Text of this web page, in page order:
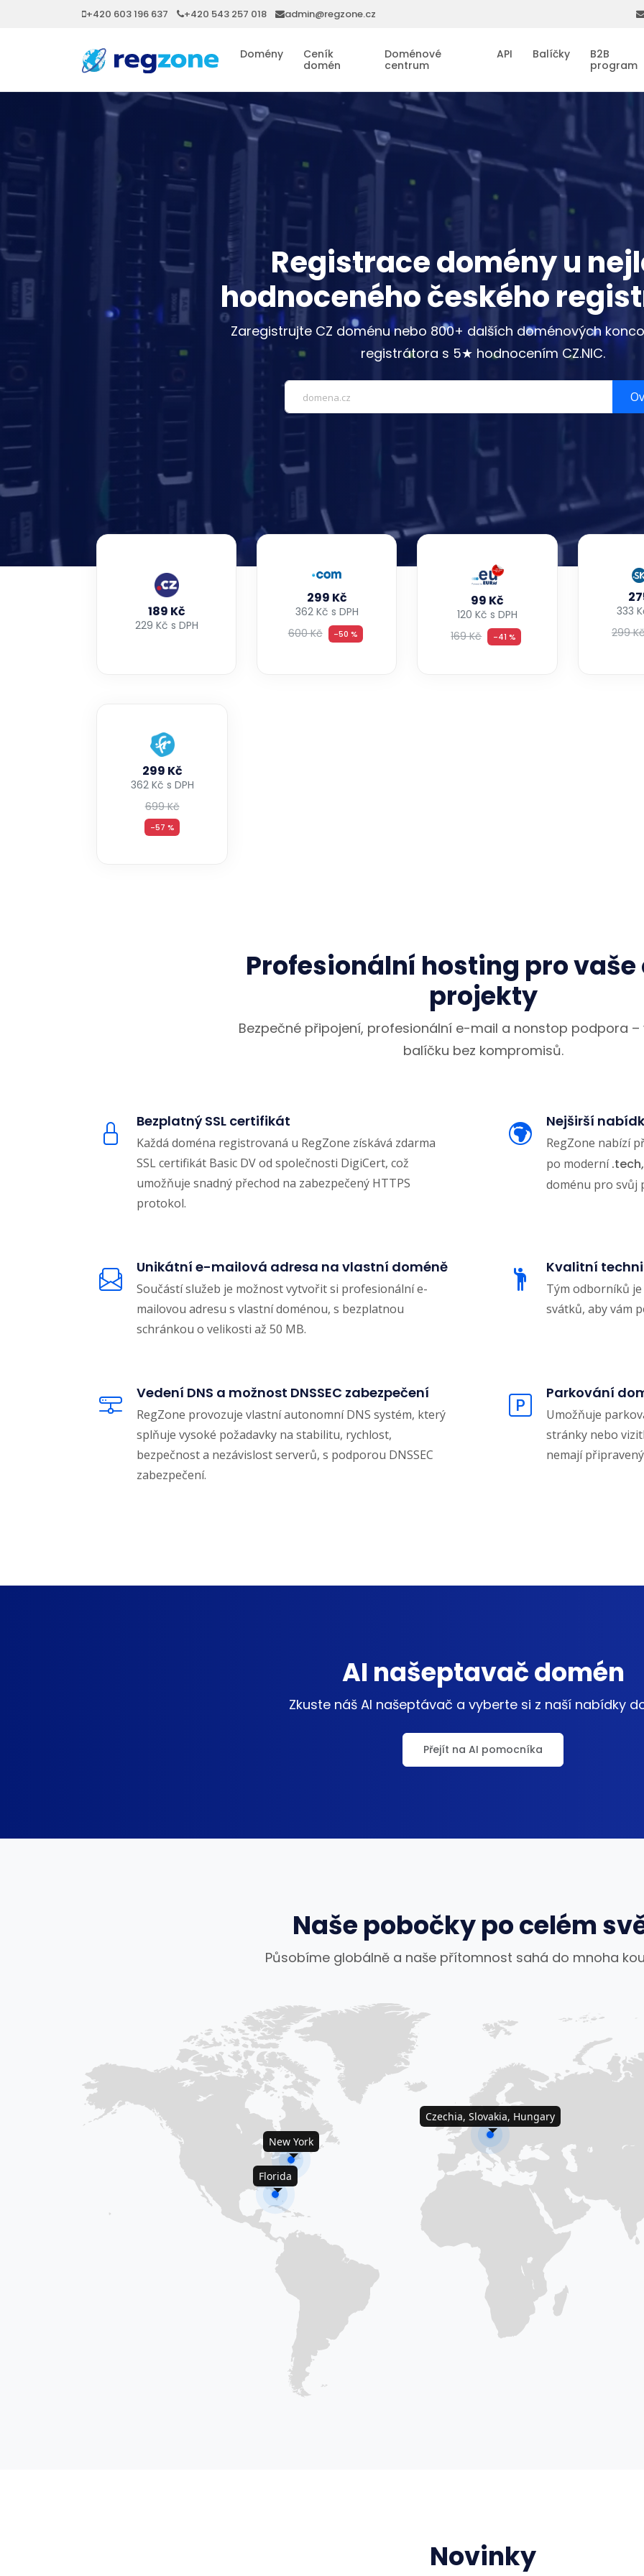
+420 603 196 637 +420 543 257 018 admin@regzone.cz
Domény
Ceník
domén
Doménové
centrum
API Balíčky
B2B
program
Registrace domény u
hodnoceného českého
Zaregistrujte CZ doménu nebo 800+ dalších doménových
registrátora s 5★ hodnocením CZ.NIC.
189 Kč
229 Kč s DPH
299 Kč
362 Kč s DPH
600 Kč
-50 %
99 Kč
120 Kč s DPH
169 Kč
-41 %
333
299
299 Kč
362 Kč s DPH
699 Kč
-57 %
Profesionální hosting pro vaše
projekty
Bezpečné připojení, profesionální e-mail a nonstop podpora –
balíčku bez kompromisů.
Bezplatný SSL certifikát
Každá doména registrovaná u RegZone získává zdarma
SSL certifikát Basic DV od společnosti DigiCert, což
umožňuje snadný přechod na zabezpečený HTTPS
protokol.
Nejširší
RegZone nabízí
po moderní
doménu pro svůj
Unikátní e-mailová adresa na vlastní doméně
Součástí služeb je možnost vytvořit si profesionální e-
mailovou adresu s vlastní doménou, s bezplatnou
schránkou o velikosti až 50 MB.
Kvalitní
Tým odborníků je
svátků, aby vám
Vedení DNS a možnost DNSSEC zabezpečení
RegZone provozuje vlastní autonomní DNS systém, který
splňuje vysoké požadavky na stabilitu, rychlost,
bezpečnost a nezávislost serverů, s podporou DNSSEC
zabezpečení.
Parkování
Umožňuje
stránky nebo
nemají
AI našeptavač domén
Zkuste náš AI našeptávač a vyberte si z naší nabídky
Přejít na AI pomocníka
Naše pobočky po celém
Působíme globálně a naše přítomnost sahá do mnoha
Novinky
New York
Florida
Czechia, Slovakia, Hungary